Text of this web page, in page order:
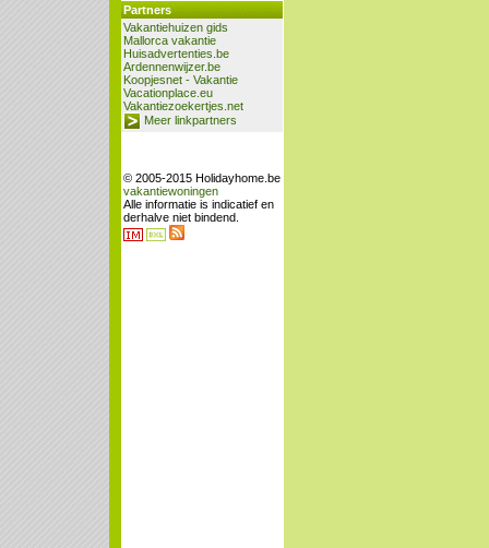
Partners
Vakantiehuizen gids
Mallorca vakantie
Huisadvertenties.be
Ardennenwijzer.be
Koopjesnet - Vakantie
Vacationplace.eu
Vakantiezoekertjes.net
Meer linkpartners
© 2005-2015 Holidayhome.be
vakantiewoningen
Alle informatie is indicatief en
derhalve niet bindend.